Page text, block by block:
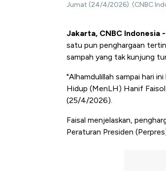
Jumat (24/4/2026). (CNBC
Jakarta, CNBC Indonesia -
satu pun penghargaan
sampah yang tak kunjung
"Alhamdulillah sampai hari
Hidup (MenLH) Hanif
(25/4/2026).
Faisal menjelaskan,
Peraturan Presiden